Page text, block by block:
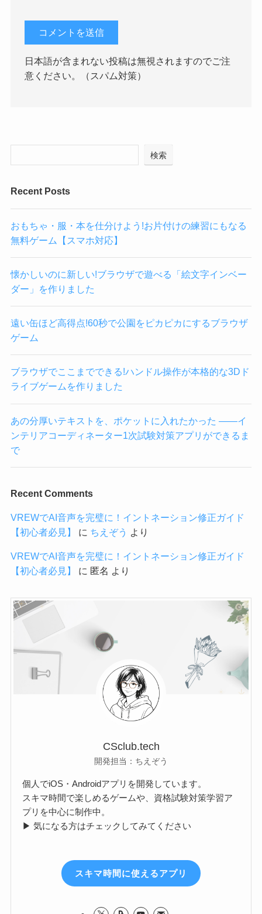
日本語が含まれない投稿は無視されますのでご注
意ください。（スパム対策）
検索
Recent Posts
おもちゃ・服・本を仕分けよう!お片付けの練習にもなる
無料ゲーム【スマホ対応】
懐かしいのに新しい!ブラウザで遊べる「絵文字インベー
ダー」を作りました
遠い缶ほど高得点!60秒で公園をピカピカにするブラウザ
ゲーム
ブラウザでここまでできる!ハンドル操作が本格的な3Dド
ライブゲームを作りました
あの分厚いテキストを、ポケットに入れたかった ——イ
ンテリアコーディネーター1次試験対策アプリができるま
で
Recent Comments
VREWでAI音声を完璧に！イントネーション修正ガイド
【初心者必見】
に ちえぞう より
VREWでAI音声を完璧に！イントネーション修正ガイド
【初心者必見】
に 匿名 より
CSclub.tech
開発担当：ちえぞう
個人でiOS・Androidアプリを開発しています。
スキマ時間で楽しめるゲームや、資格試験対策学習ア
プリを中心に制作中。
▶ 気になる方はチェックしてみてください
スキマ時間に使えるアプリ